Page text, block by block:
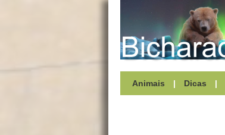
Animais | Dicas |